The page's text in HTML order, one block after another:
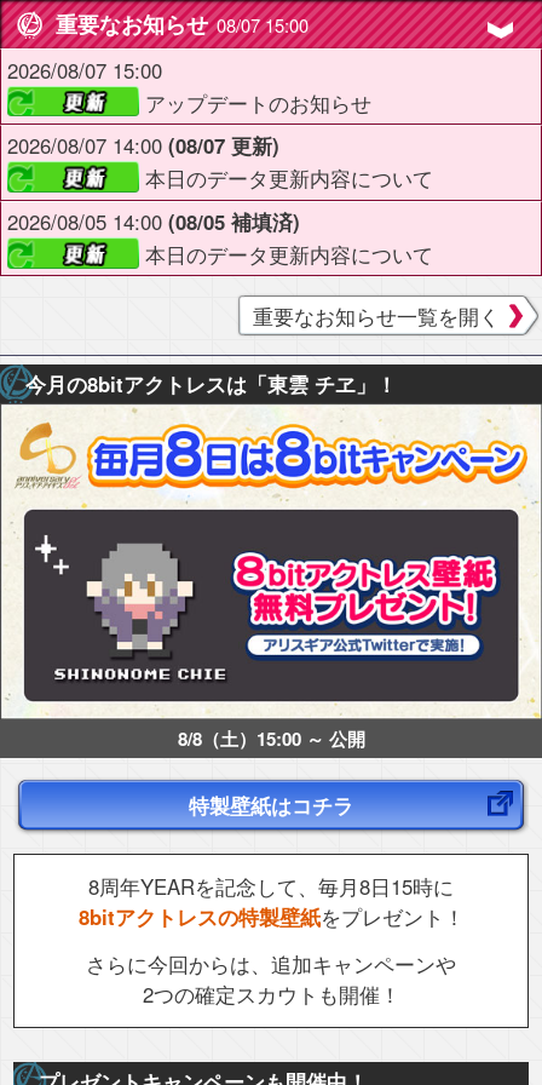
重要なお知らせ 08/07 15:00
2026/08/07 15:00
アップデートのお知らせ
2026/08/07 14:00 (08/07 更新)
本日のデータ更新内容について
2026/08/05 14:00 (08/05 補填済)
本日のデータ更新内容について
重要なお知らせ一覧を開く
今月の8bitアクトレスは「東雲 チヱ」！
8/8（土）15:00 ～ 公開
特製壁紙はコチラ
8周年YEARを記念して、毎月8日15時に
8bitアクトレスの特製壁紙をプレゼント！
さらに今回からは、追加キャンペーンや
2つの確定スカウトも開催！